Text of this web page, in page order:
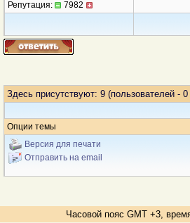
Репутация: 7982
Здесь присутствуют: 9 (пользователей -
Опции темы
Версия для печати
Отправить на email
Часовой пояс GMT +3,